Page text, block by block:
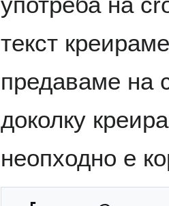
текст
предаваме на
доколку
неопходно е